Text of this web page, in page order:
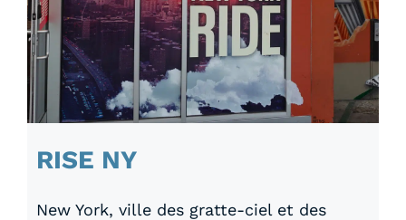
RISE NY
New York, ville des gratte-ciel et des